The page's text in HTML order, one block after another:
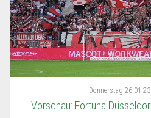
Donnerstag
Vorschau: Fortuna